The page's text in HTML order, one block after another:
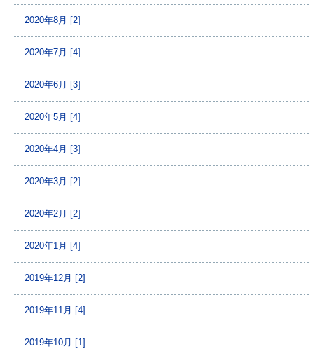
2020年8月 [2]
2020年7月 [4]
2020年6月 [3]
2020年5月 [4]
2020年4月 [3]
2020年3月 [2]
2020年2月 [2]
2020年1月 [4]
2019年12月 [2]
2019年11月 [4]
2019年10月 [1]